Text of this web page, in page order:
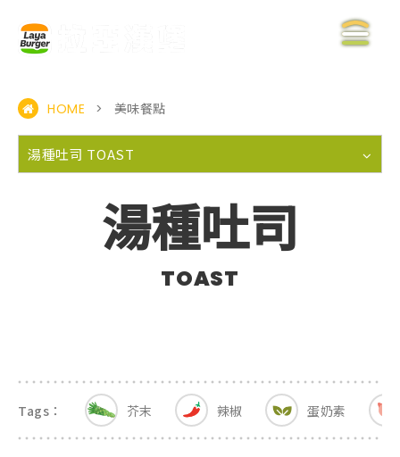
ABOUT US
美味餐點
最新消息
NEWS
HOME 美味餐點
湯種吐司 TOAST
湯種吐司
TOAST
Tags： 芥末 辣椒 蛋奶素